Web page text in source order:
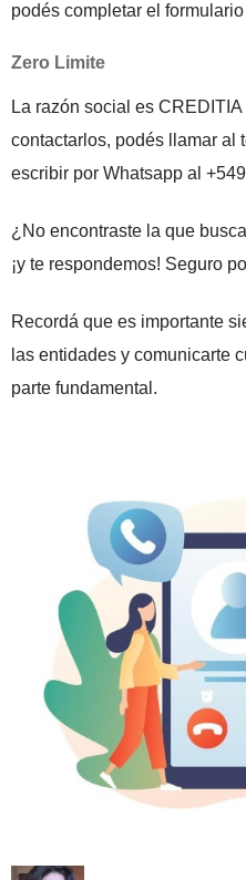
podés completar el
Zero Limite
La razón social es
contactarlos, podés llamar al
escribir por Whatsapp al
¿No encontraste la que
¡y te respondemos! Seguro
Recordá que es importante
las entidades y comunicarte
parte fundamental.